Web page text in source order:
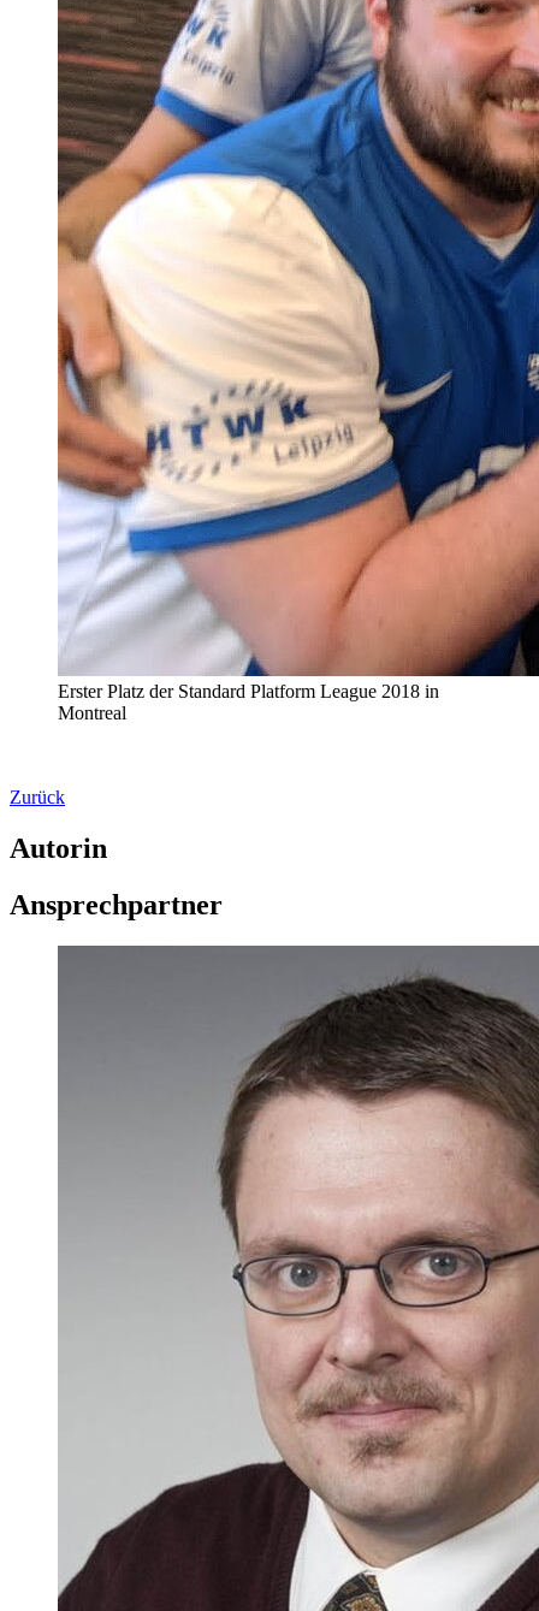
Erster Platz der Standard Platform League 2018 in
Montreal
Zurück
Autorin
Ansprechpartner